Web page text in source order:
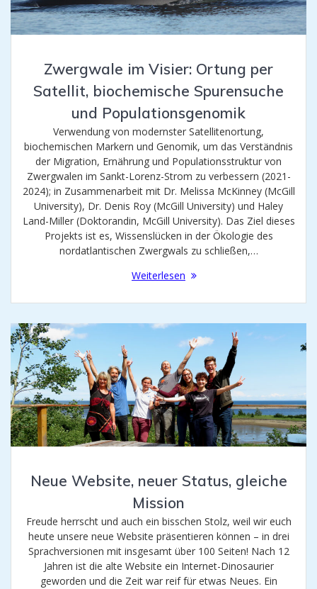
Zwergwale im Visier: Ortung per
Satellit, biochemische Spurensuche
und Populationsgenomik
Verwendung von modernster Satellitenortung,
biochemischen Markern und Genomik, um das Verständnis
der Migration, Ernährung und Populationsstruktur von
Zwergwalen im Sankt-Lorenz-Strom zu verbessern (2021-
2024); in Zusammenarbeit mit Dr. Melissa McKinney (McGill
University), Dr. Denis Roy (McGill University) und Haley
Land-Miller (Doktorandin, McGill University). Das Ziel dieses
Projekts ist es, Wissenslücken in der Ökologie des
nordatlantischen Zwergwals zu schließen,…
Weiterlesen
Neue Website, neuer Status, gleiche
Mission
Freude herrscht und auch ein bisschen Stolz, weil wir euch
heute unsere neue Website präsentieren können – in drei
Sprachversionen mit insgesamt über 100 Seiten! Nach 12
Jahren ist die alte Website ein Internet-Dinosaurier
geworden und die Zeit war reif für etwas Neues. Ein